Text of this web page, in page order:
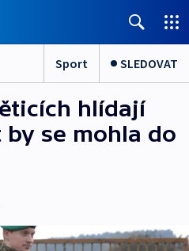
Sport SLEDOVAT
hlídají
se mohla do